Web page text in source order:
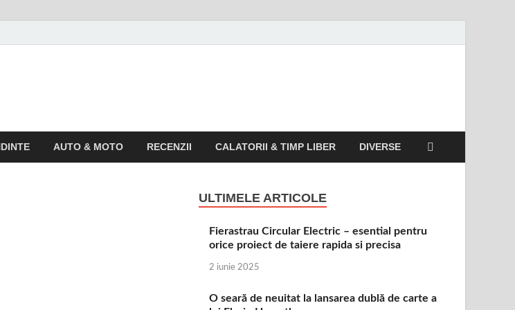
AUTO & MOTO RECENZII CALATORII & TIMP LIBER DIVERSE
ULTIMELE ARTICOLE
Fierastrau Circular Electric – esential pentru
orice proiect de taiere rapida si precisa
2 iunie 2025
O seară de neuitat la lansarea dublă de carte a